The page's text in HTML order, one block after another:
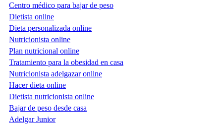
Centro médico para bajar de peso
Dietista online
Dieta personalizada online
Nutricionista online
Plan nutricional online
Tratamiento para la obesidad en casa
Nutricionista adelgazar online
Hacer dieta online
Dietista nutricionista online
Bajar de peso desde casa
Adelgar Junior